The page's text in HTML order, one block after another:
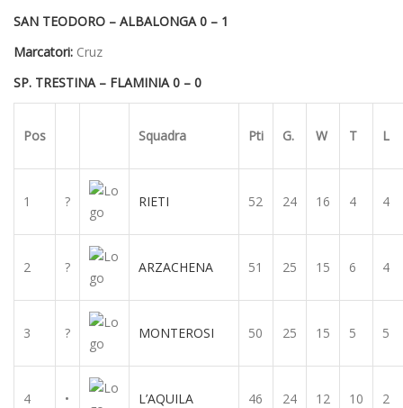
SAN TEODORO – ALBALONGA 0 – 1
Marcatori: Cruz
SP. TRESTINA – FLAMINIA 0 – 0
Pos Squadra Pti G. W T L
1 ? RIETI 52 24 16 4 4
2 ? ARZACHENA 51 25 15 6 4
3 ? MONTEROSI 50 25 15 5 5
4 • L’AQUILA 46 24 12 10 2